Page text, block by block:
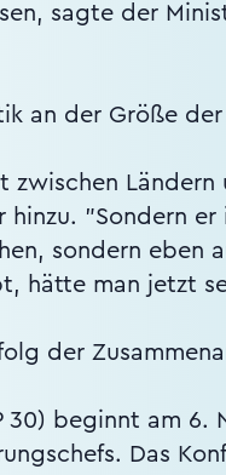
sagte der
an der Größe
zwischen
"Sondern
sondern eben
hätte man jetzt
der
30) beginnt am
Das